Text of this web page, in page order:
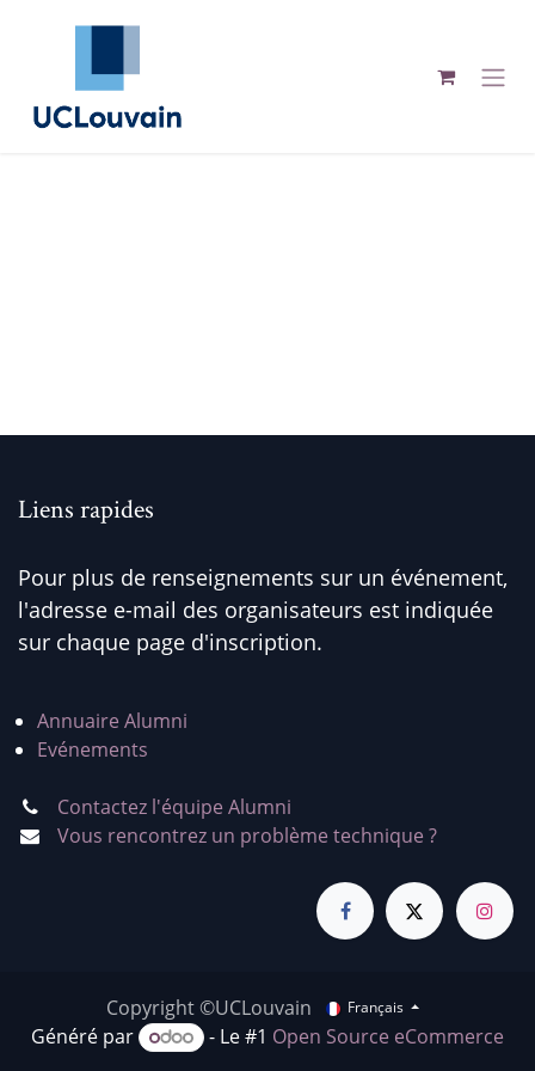
Se rendre au contenu
Liens rapides
Pour plus de renseignements sur un événement,
l'adresse e-mail des organisateurs est indiquée
sur chaque page d'inscription.
Annuaire Alumni
Evénements
Contactez l'équipe Alumni
Vous rencontrez un problème technique ?
Copyright ©UCLouvain Français
Généré par - Le #1 Open Source eCommerce